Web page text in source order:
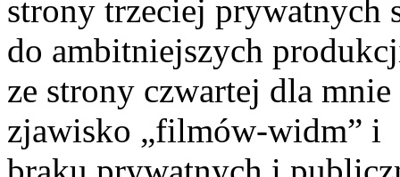
strony trzeciej prywatnych
do ambitniejszych
ze strony czwartej dla
zjawisko „filmów-widm” i